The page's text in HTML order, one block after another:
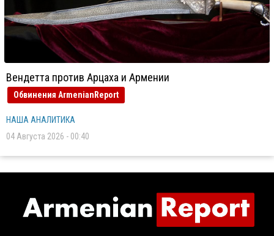
Вендетта против Арцаха и Армении
Обвинения ArmenianReport
НАША АНАЛИТИКА
04 Августа 2026 - 00:40